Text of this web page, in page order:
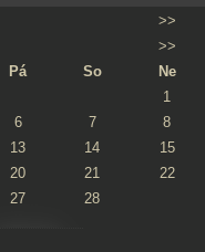
>>
>>
Pá So
Ne
1
6 7
8
13 14
15
20 21
22
27 28